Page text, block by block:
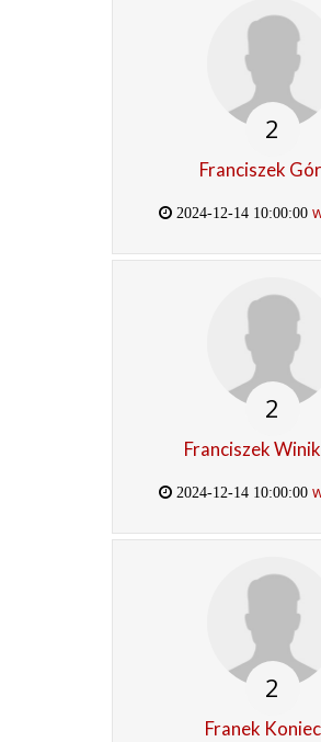
2
Franciszek
2024-12-14 10:00:00
2
Franciszek
2024-12-14 10:00:00
2
Franek